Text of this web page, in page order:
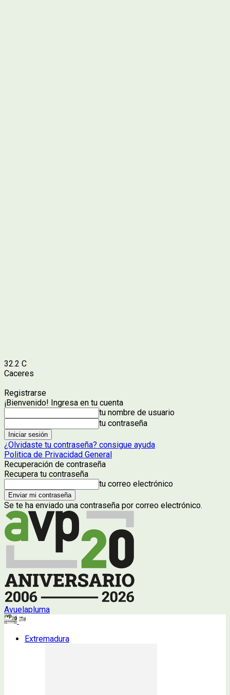
32.2 C
Caceres
Registrarse
¡Bienvenido! Ingresa en tu cuenta
tu nombre de usuario
tu contraseña
¿Olvidaste tu contraseña? consigue ayuda
Politica de Privacidad General
Recuperación de contraseña
Recupera tu contraseña
tu correo electrónico
Se te ha enviado una contraseña por correo electrónico.
Avuelapluma
Extremadura